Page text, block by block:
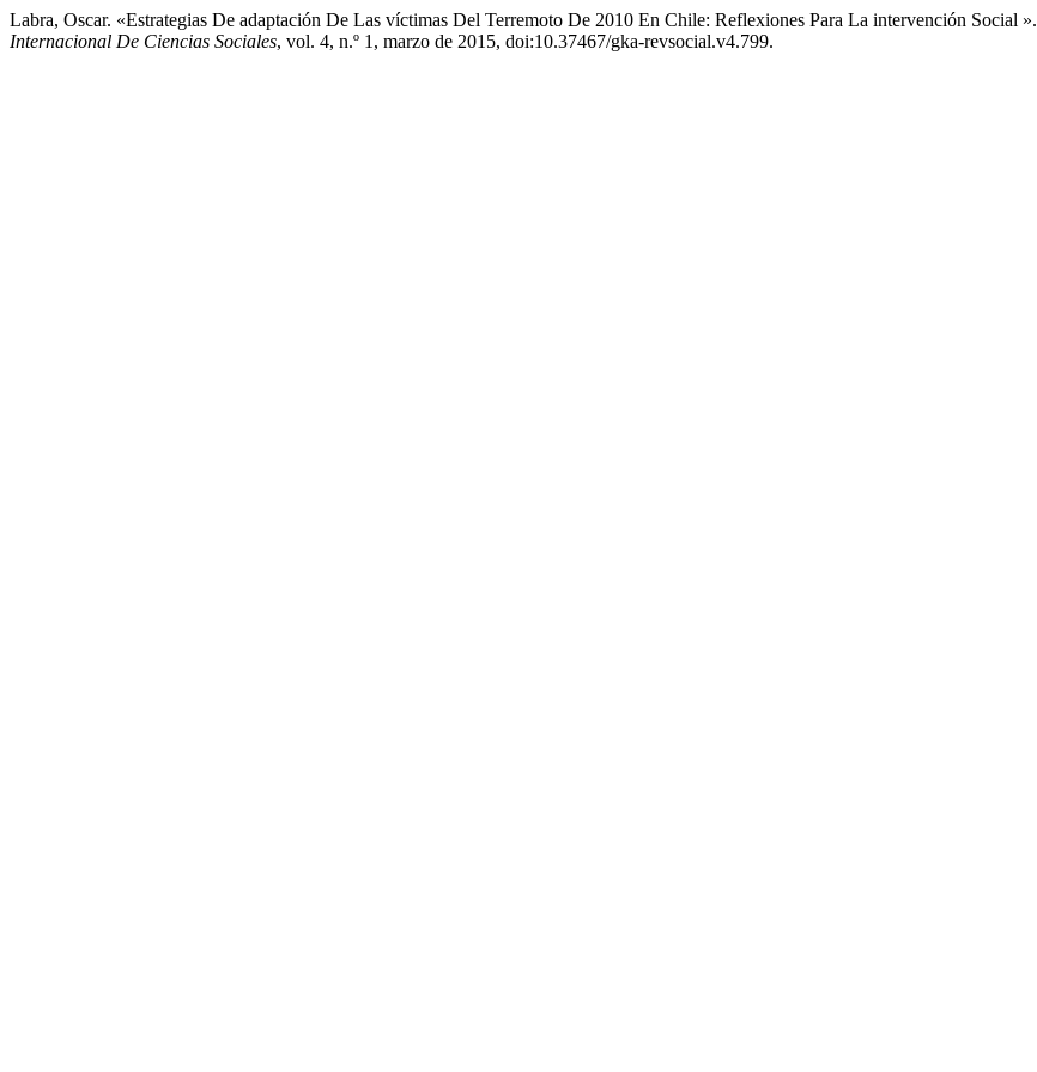
Labra, Oscar. «Estrategias De adaptación De Las víctimas Del Terremoto De 2010 En Chile: Reflexiones Para La intervención Social ».
Internacional De Ciencias Sociales, vol. 4, n.º 1, marzo de 2015, doi:10.37467/gka-revsocial.v4.799.